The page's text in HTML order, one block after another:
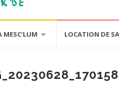
MESC’LUM LOCATION DE